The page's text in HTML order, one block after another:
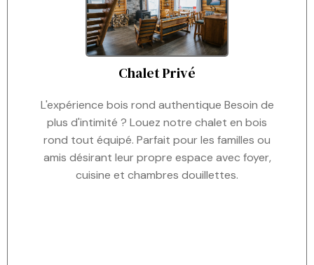
Chalet Privé
L'expérience bois rond authentique Besoin de
plus d'intimité ? Louez notre chalet en bois
rond tout équipé. Parfait pour les familles ou
amis désirant leur propre espace avec foyer,
cuisine et chambres douillettes.